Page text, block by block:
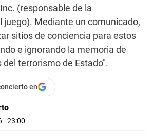
(responsable de la
juego). Mediante un comunicado,
sitios de conciencia para estos
e ignorando la memoria de
terrorismo de Estado".
en
- 23:00